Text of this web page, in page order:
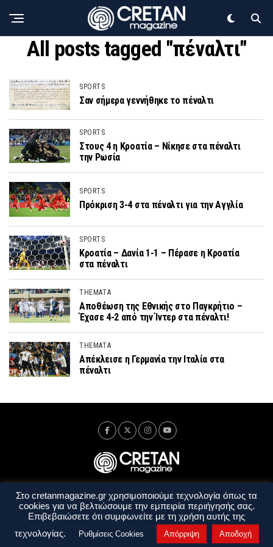
All posts tagged "πέναλτι"
SPORTS
Σαν σήμερα γεννήθηκε το πέναλτι
SPORTS
Στους 4 η Κροατία – Νίκησε στα πέναλτι
την Ρωσία
SPORTS
Πρόκριση 3-4 στα πέναλτι για την Αγγλία
SPORTS
Κροατία – Δανία 1-1 – Πέρασε η Κροατία
στα πέναλτι
THEMATA
Αποθέωση της Εθνικής στο Παγκρήτιο –
Έχασε 4-2 από την Ίντερ στα πέναλτι!
THEMATA
Απέκλεισε η Γερμανία την Ιταλία στα
πέναλτι
Ταυτότητα Πολιτική Απορρήτου
Όροι Χρήσης
Όροι και Προϋποθέσεις
Στο cretanmagazine.gr χρησιμοποιούμε τεχνολογία όπως τα
cookies για να βελτιώσουμε την εμπειρία περιήγησής σας.
Επιβεβαιώσετε ότι συμφωνείτε με τη χρήση αυτής της
τεχνολογίας.
Ρυθμίσεις Cookies Απόρριψη Αποδοχή